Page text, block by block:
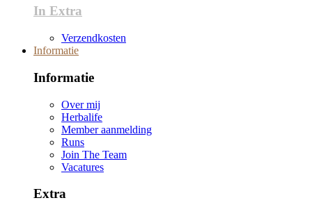
In Extra
Verzendkosten
Informatie
Informatie
Over mij
Herbalife
Member aanmelding
Runs
Join The Team
Vacatures
Extra